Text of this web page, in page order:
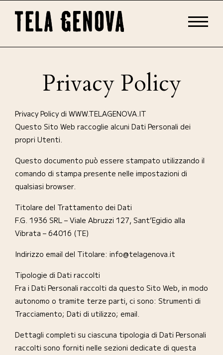
Privacy Policy
Privacy Policy di WWW.TELAGENOVA.IT
Questo Sito Web raccoglie alcuni Dati Personali dei
propri Utenti.
Questo documento può essere stampato utilizzando il
comando di stampa presente nelle impostazioni di
qualsiasi browser.
Titolare del Trattamento dei Dati
F.G. 1936 SRL – Viale Abruzzi 127, Sant’Egidio alla
Vibrata – 64016 (TE)
Indirizzo email del Titolare: info@telagenova.it
Tipologie di Dati raccolti
Fra i Dati Personali raccolti da questo Sito Web, in modo
autonomo o tramite terze parti, ci sono: Strumenti di
Tracciamento; Dati di utilizzo; email.
Dettagli completi su ciascuna tipologia di Dati Personali
raccolti sono forniti nelle sezioni dedicate di questa